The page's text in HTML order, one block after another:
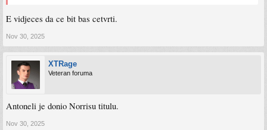
E vidjeces da ce bit bas cetvrti.
Nov 30, 2025
XTRage
Veteran foruma
Antoneli je donio Norrisu titulu.
Nov 30, 2025